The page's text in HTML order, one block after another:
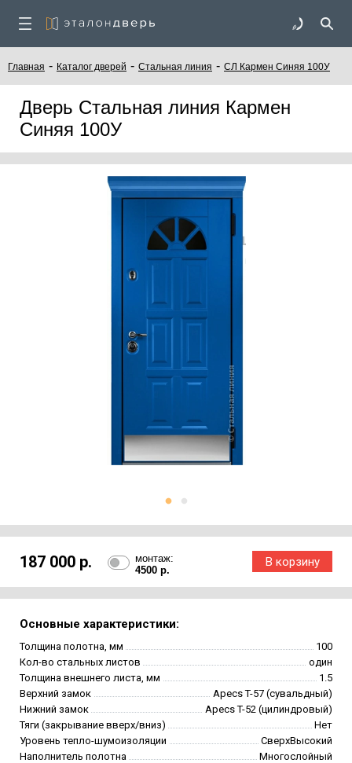
Главная - Каталог дверей - Стальная линия - СЛ Кармен Синяя 100У
Дверь Стальная линия Кармен
Синяя 100У
187 000 р.
монтаж:
4500 р.
Основные характеристики:
Толщина полотна, мм
100
Кол-во стальных листов
один
Толщина внешнего листа, мм
1.5
Верхний замок
Apecs T-57 (сувальдный)
Нижний замок
Apecs T-52 (цилиндровый)
Тяги (закрывание вверх/вниз)
Нет
Уровень тепло-шумоизоляции
СверхВысокий
Наполнитель полотна
Многослойный